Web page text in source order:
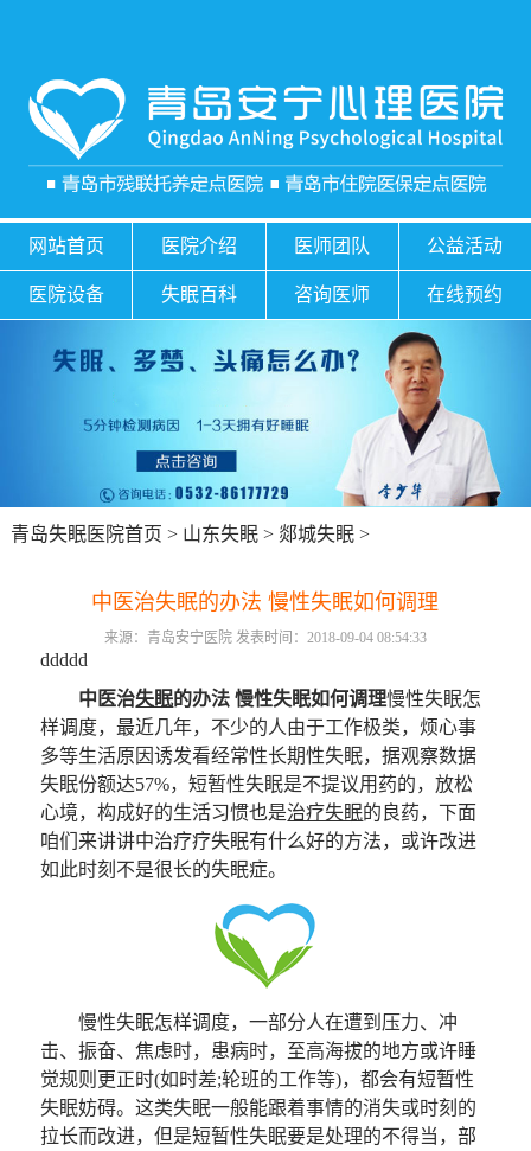
网站首页 医院介绍 医师团队 公益活动
医院设备 失眠百科 咨询医师 在线预约
青岛失眠医院首页 > 山东失眠> 郯城失眠>
中医治失眠的办法 慢性失眠如何调理
来源：青岛安宁医院 发表时间：2018-09-04 08:54:33
ddddd
中医治失眠的办法 慢性失眠如何调理慢性失眠怎
样调度，最近几年，不少的人由于工作极类，烦心事
多等生活原因诱发看经常性长期性失眠，据观察数据
失眠份额达57%，短暂性失眠是不提议用药的，放松
心境，构成好的生活习惯也是治疗失眠的良药，下面
咱们来讲讲中治疗疗失眠有什么好的方法，或许改进
如此时刻不是很长的失眠症。
慢性失眠怎样调度，一部分人在遭到压力、冲
击、振奋、焦虑时，患病时，至高海拔的地方或许睡
觉规则更正时(如时差;轮班的工作等)，都会有短暂性
失眠妨碍。这类失眠一般能跟着事情的消失或时刻的
拉长而改进，但是短暂性失眠要是处理的不得当，部